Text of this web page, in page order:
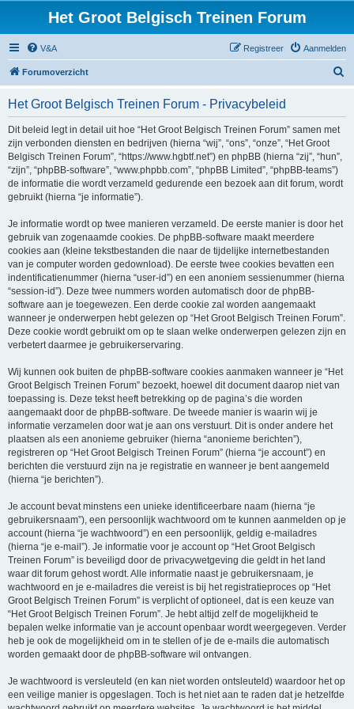
Het Groot Belgisch Treinen Forum
V&A Aanmelden
Registreer
Forumoverzicht
Het Groot Belgisch Treinen Forum - Privacybeleid
Dit beleid legt in detail uit hoe “Het Groot Belgisch Treinen Forum” samen met
zijn verbonden diensten en bedrijven (hierna “wij”, “ons”, “onze”, “Het Groot
Belgisch Treinen Forum”, “https://www.hgbtf.net”) en phpBB (hierna “zij”, “hun”,
“zijn”, “phpBB-software”, “www.phpbb.com”, “phpBB Limited”, “phpBB-teams”)
de informatie die wordt verzameld gedurende een bezoek aan dit forum, wordt
gebruikt (hierna “je informatie”).
Je informatie wordt op twee manieren verzameld. De eerste manier is door het
gebruik van zogenaamde cookies. De phpBB-software maakt meerdere
cookies aan (kleine tekstbestanden die naar de tijdelijke internetbestanden
van je computer worden gedownload). De eerste twee cookies bevatten een
indentificatienummer (hierna “user-id”) en een anoniem sessienummer (hierna
“session-id”). Deze twee nummers worden automatisch door de phpBB-
software aan je toegewezen. Een derde cookie zal worden aangemaakt
wanneer je onderwerpen hebt gelezen op “Het Groot Belgisch Treinen Forum”.
Deze cookie wordt gebruikt om op te slaan welke onderwerpen gelezen zijn en
verbetert daarmee je gebruikerservaring.
Wij kunnen ook buiten de phpBB-software cookies aanmaken wanneer je “Het
Groot Belgisch Treinen Forum” bezoekt, hoewel dit document daarop niet van
toepassing is. Deze tekst heeft betrekking op de pagina’s die worden
aangemaakt door de phpBB-software. De tweede manier is waarin wij je
informatie verzamelen door wat je aan ons verstuurt. Dit is onder andere het
plaatsen als een anonieme gebruiker (hierna “anonieme berichten”),
registreren op “Het Groot Belgisch Treinen Forum” (hierna “je account”) en
berichten die verstuurd zijn na je registratie en wanneer je bent aangemeld
(hierna “je berichten”).
Je account bevat minstens een unieke identificeerbare naam (hierna “je
gebruikersnaam”), een persoonlijk wachtwoord om te kunnen aanmelden op je
account (hierna “je wachtwoord”) en een persoonlijk, geldig e-mailadres
(hierna “je e-mail”). Je informatie voor je account op “Het Groot Belgisch
Treinen Forum” is beveiligd door de privacywetgeving die geldt in het land
waar dit forum gehost wordt. Alle informatie naast je gebruikersnaam, je
wachtwoord en je e-mailadres die vereist is bij het registratieproces op “Het
Groot Belgisch Treinen Forum” is verplicht of optioneel, dat is een keuze van
“Het Groot Belgisch Treinen Forum”. Je hebt altijd zelf de mogelijkheid te
bepalen welke informatie van je account openbaar wordt weergegeven. Verder
heb je ook de mogelijkheid om in te stellen of je de e-mails die automatisch
worden gemaakt door de phpBB-software wil ontvangen.
Je wachtwoord is versleuteld (en kan niet worden ontsleuteld) waardoor het op
een veilige manier is opgeslagen. Toch is het niet aan te raden dat je hetzelfde